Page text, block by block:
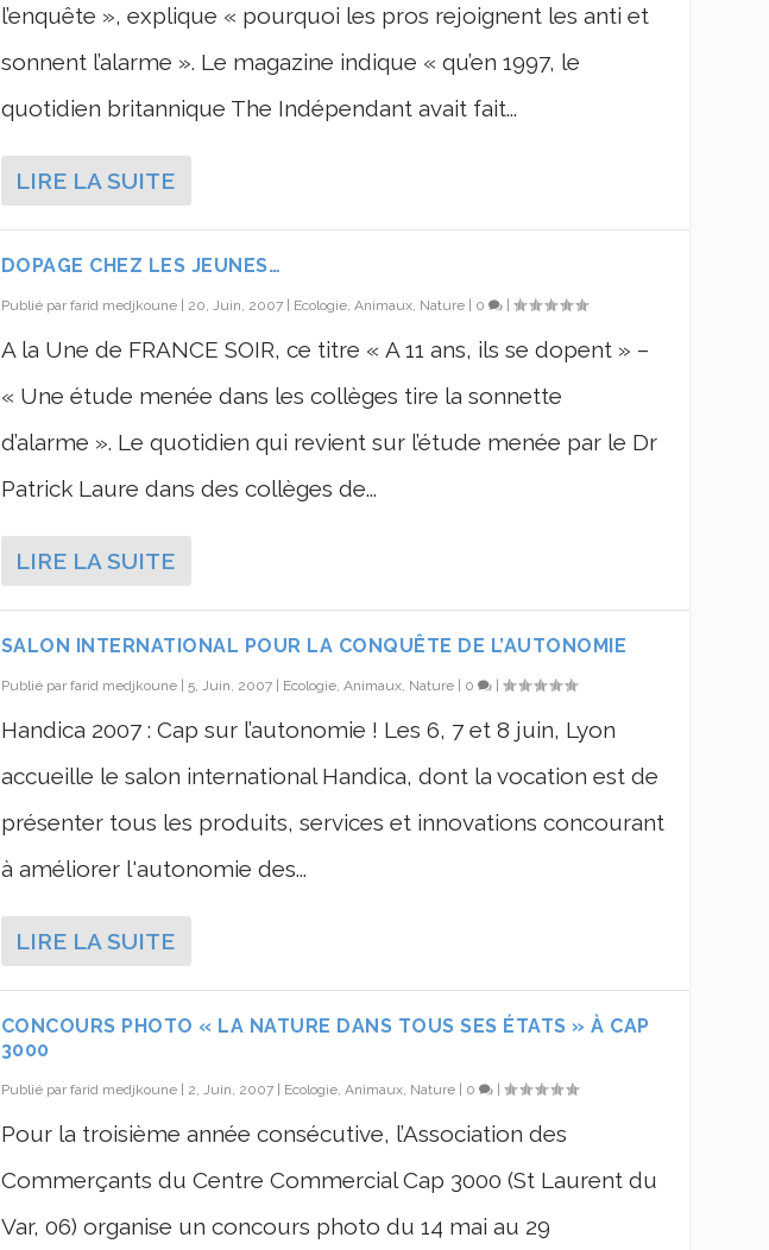
l’enquête », explique « pourquoi les pros rejoignent les anti et
sonnent l’alarme ». Le magazine indique « qu’en 1997, le
quotidien britannique The Indépendant avait fait...
LIRE LA SUITE
DOPAGE CHEZ LES JEUNES…
Publié par farid medjkoune| 20, Juin, 2007| Ecologie, Animaux, Nature| 0 |
A la Une de FRANCE SOIR, ce titre « A 11 ans, ils se dopent » –
« Une étude menée dans les collèges tire la sonnette
d’alarme ». Le quotidien qui revient sur l’étude menée par le Dr
Patrick Laure dans des collèges de...
LIRE LA SUITE
SALON INTERNATIONAL POUR LA CONQUÊTE DE L’AUTONOMIE
Publié par farid medjkoune| 5, Juin, 2007| Ecologie, Animaux, Nature| 0 |
Handica 2007 : Cap sur l’autonomie ! Les 6, 7 et 8 juin, Lyon
accueille le salon international Handica, dont la vocation est de
présenter tous les produits, services et innovations concourant
à améliorer l'autonomie des...
LIRE LA SUITE
CONCOURS PHOTO « LA NATURE DANS TOUS SES ÉTATS » À CAP
3000
Publié par farid medjkoune| 2, Juin, 2007| Ecologie, Animaux, Nature| 0 |
Pour la troisième année consécutive, l’Association des
Commerçants du Centre Commercial Cap 3000 (St Laurent du
Var, 06) organise un concours photo du 14 mai au 29